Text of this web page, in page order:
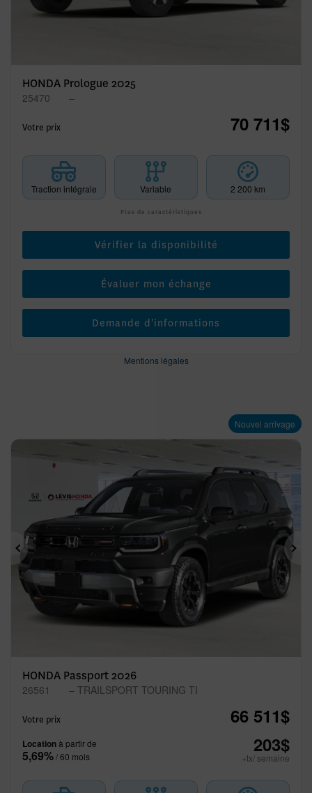
HONDA Prologue 2025
25470 –
Votre prix 70 711$
Traction intégrale Variable 2 200 km
Plus de caractéristiques
Vérifier la disponibilité
Évaluer mon échange
Demande d'informations
Mentions légales
Nouvel arrivage
Précédent
HONDA Passport 2026
26561 – TRAILSPORT TOURING TI
Votre prix 66 511$
Locationà partir de
5,69%/ 60 mois 203$
+tx/ semaine